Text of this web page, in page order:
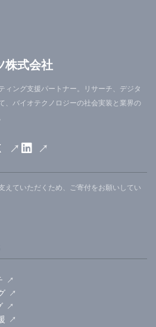
株式会社
ィング支援パートナー。リサーチ、デジタ
、バイオテクノロジーの社会実装と業界の
えていただくため、ご寄付をお願いしてい